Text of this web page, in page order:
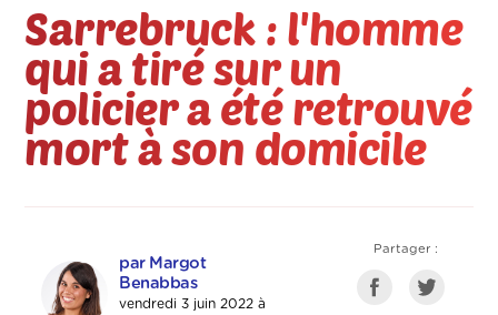
Sarrebruck : l'homme
qui a tiré sur un
policier a été retrouvé
mort à son domicile
par Margot
Benabbas
vendredi 3 juin 2022 à
Partager :